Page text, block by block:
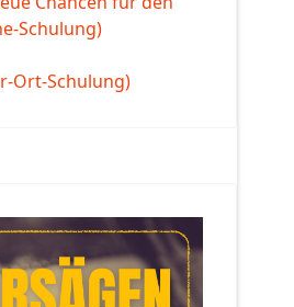
Schulung)
Ort-Schulung)